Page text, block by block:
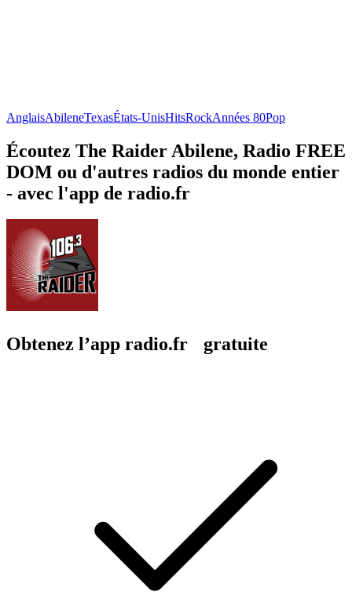
AnglaisAbileneTexasÉtats-UnisHitsRockAnnées 80Pop
Écoutez The Raider Abilene, Radio FREE
DOM ou d'autres radios du monde entier
- avec l'app de radio.fr
Obtenez l’app radio.fr gratuite